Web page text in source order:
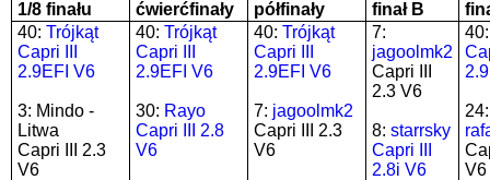
1/8 finału
ćwierćfinały półfinały finał B
40: Trójkąt
Capri III
2.9EFI V6
3: Mindo -
Litwa
Capri III 2.3
V6
40: Trójkąt
Capri III
2.9EFI V6
30: Rayo
Capri III 2.8
V6
40: Trójkąt
Capri III
2.9EFI V6
7: jagoolmk2
Capri III 2.3
V6
7:
jagoolmk2
Capri III
2.3 V6
8: starrsky
Capri III
2.8i V6
24:
V6